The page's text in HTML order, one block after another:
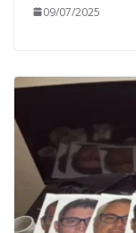
09/07/2025